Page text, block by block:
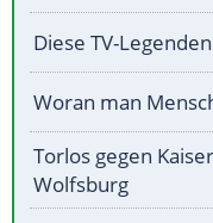
Diese TV-
Woran man
Torlos gegen
Wolfsburg